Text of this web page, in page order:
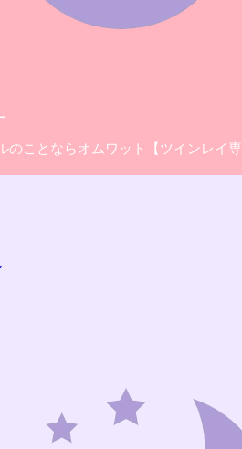
のことならオムワット【ツインレイ専